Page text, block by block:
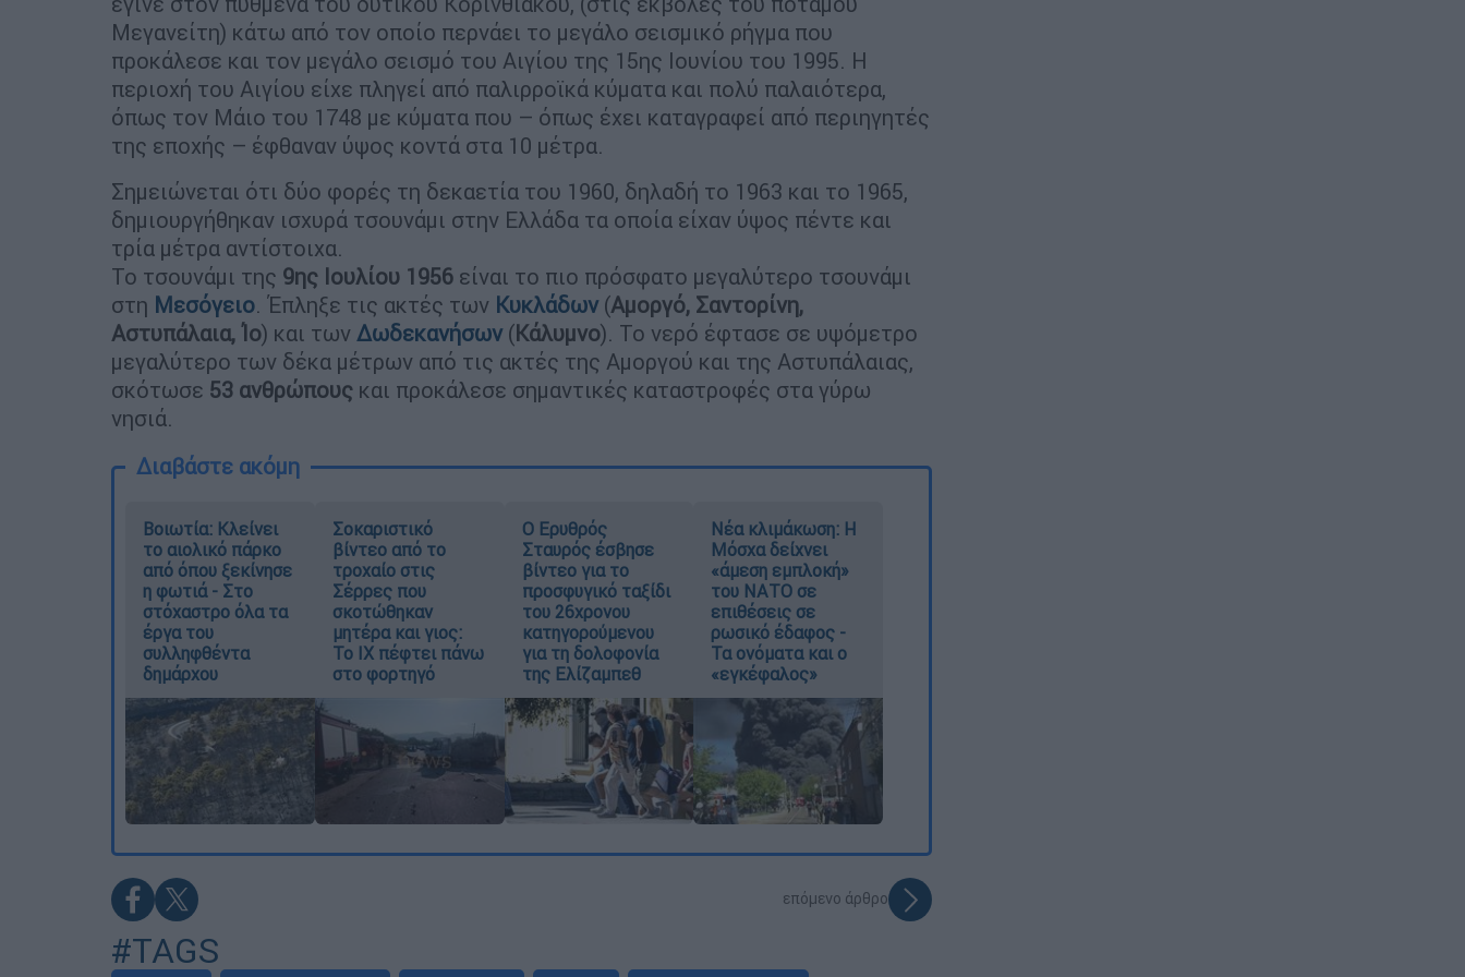
Μεγανείτη) κάτω από τον οποίο περνάει το μεγάλο σεισμικό ρήγμα που
προκάλεσε και τον μεγάλο σεισμό του Αιγίου της 15ης Ιουνίου του 1995. Η
περιοχή του Αιγίου είχε πληγεί από παλιρροϊκά κύματα και πολύ παλαιότερα,
όπως τον Μάιο του 1748 με κύματα που – όπως έχει καταγραφεί από περιηγητές
της εποχής – έφθαναν ύψος κοντά στα 10 μέτρα.
Σημειώνεται ότι δύο φορές τη δεκαετία του 1960, δηλαδή το 1963 και το 1965,
δημιουργήθηκαν ισχυρά τσουνάμι στην Ελλάδα τα οποία είχαν ύψος πέντε και
τρία μέτρα αντίστοιχα.
Το τσουνάμι της 9ης Ιουλίου 1956 είναι το πιο πρόσφατο μεγαλύτερο τσουνάμι
στη Μεσόγειο. Έπληξε τις ακτές των Κυκλάδων (Αμοργό, Σαντορίνη,
Αστυπάλαια, Ίο) και των Δωδεκανήσων (Κάλυμνο). Το νερό έφτασε σε υψόμετρο
μεγαλύτερο των δέκα μέτρων από τις ακτές της Αμοργού και της Αστυπάλαιας,
σκότωσε 53 ανθρώπους και προκάλεσε σημαντικές καταστροφές στα γύρω
νησιά.
Διαβάστε ακόμη
Βοιωτία: Κλείνει
το αιολικό πάρκο
από όπου ξεκίνησε
η φωτιά - Στο
στόχαστρο όλα τα
έργα του
συλληφθέντα
δημάρχου
Σοκαριστικό
βίντεο από το
τροχαίο στις
Σέρρες που
σκοτώθηκαν
μητέρα και γιος:
Το ΙΧ πέφτει πάνω
στο φορτηγό
Ο Ερυθρός
Σταυρός έσβησε
βίντεο για το
προσφυγικό ταξίδι
του 26χρονου
κατηγορούμενου
για τη δολοφονία
της Ελίζαμπεθ
Νέα κλιμάκωση: Η
Μόσχα δείχνει
«άμεση εμπλοκή»
του ΝΑΤΟ σε
επιθέσεις σε
ρωσικό έδαφος -
Τα ονόματα και ο
«εγκέφαλος»
επόμενο άρθρο
#TAGS